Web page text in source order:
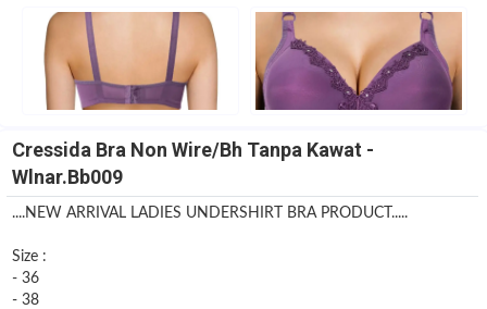
Cressida Bra Non Wire/Bh Tanpa Kawat -
Wlnar.Bb009
....NEW ARRIVAL LADIES UNDERSHIRT BRA PRODUCT.....
Size :
- 36
- 38